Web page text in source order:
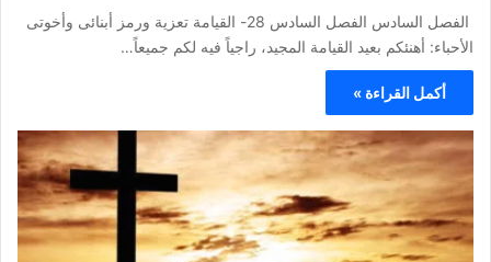
الفصل السادس الفصل السادس 28- القيامة تعزية ورمز أبنائى وأخوتى
الأحباء: أهنئكم بعيد القيامة المجيد، راجياً فيه لكم جميعاً…
أكمل القراءة »